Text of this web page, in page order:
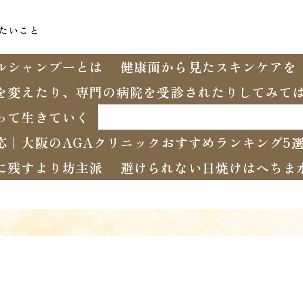
いこと
シャンプーとは
健康面から見たスキンケアを
えたり、専門の病院を受診されたりしてみて
生きていく
｜大阪のAGAクリニックおすすめランキング5選
残すより坊主派
避けられない日焼けはへちま